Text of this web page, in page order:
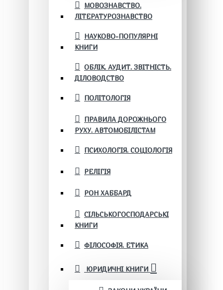
МОВОЗНАВСТВО.
ЛІТЕРАТУРОЗНАВСТВО
НАУКОВО-ПОПУЛЯРНІ
КНИГИ
ОБЛІК. АУДИТ. ЗВІТНІСТЬ.
ДІЛОВОДСТВО
ПОЛІТОЛОГІЯ
ПРАВИЛА ДОРОЖНЬОГО
РУХУ. АВТОМОБІЛІСТАМ
ПСИХОЛОГІЯ. СОЦІОЛОГІЯ
РЕЛІГІЯ
РОН ХАББАРД
СІЛЬСЬКОГОСПОДАРСЬКІ
КНИГИ
ФІЛОСОФІЯ. ЕТИКА
ЮРИДИЧНІ КНИГИ